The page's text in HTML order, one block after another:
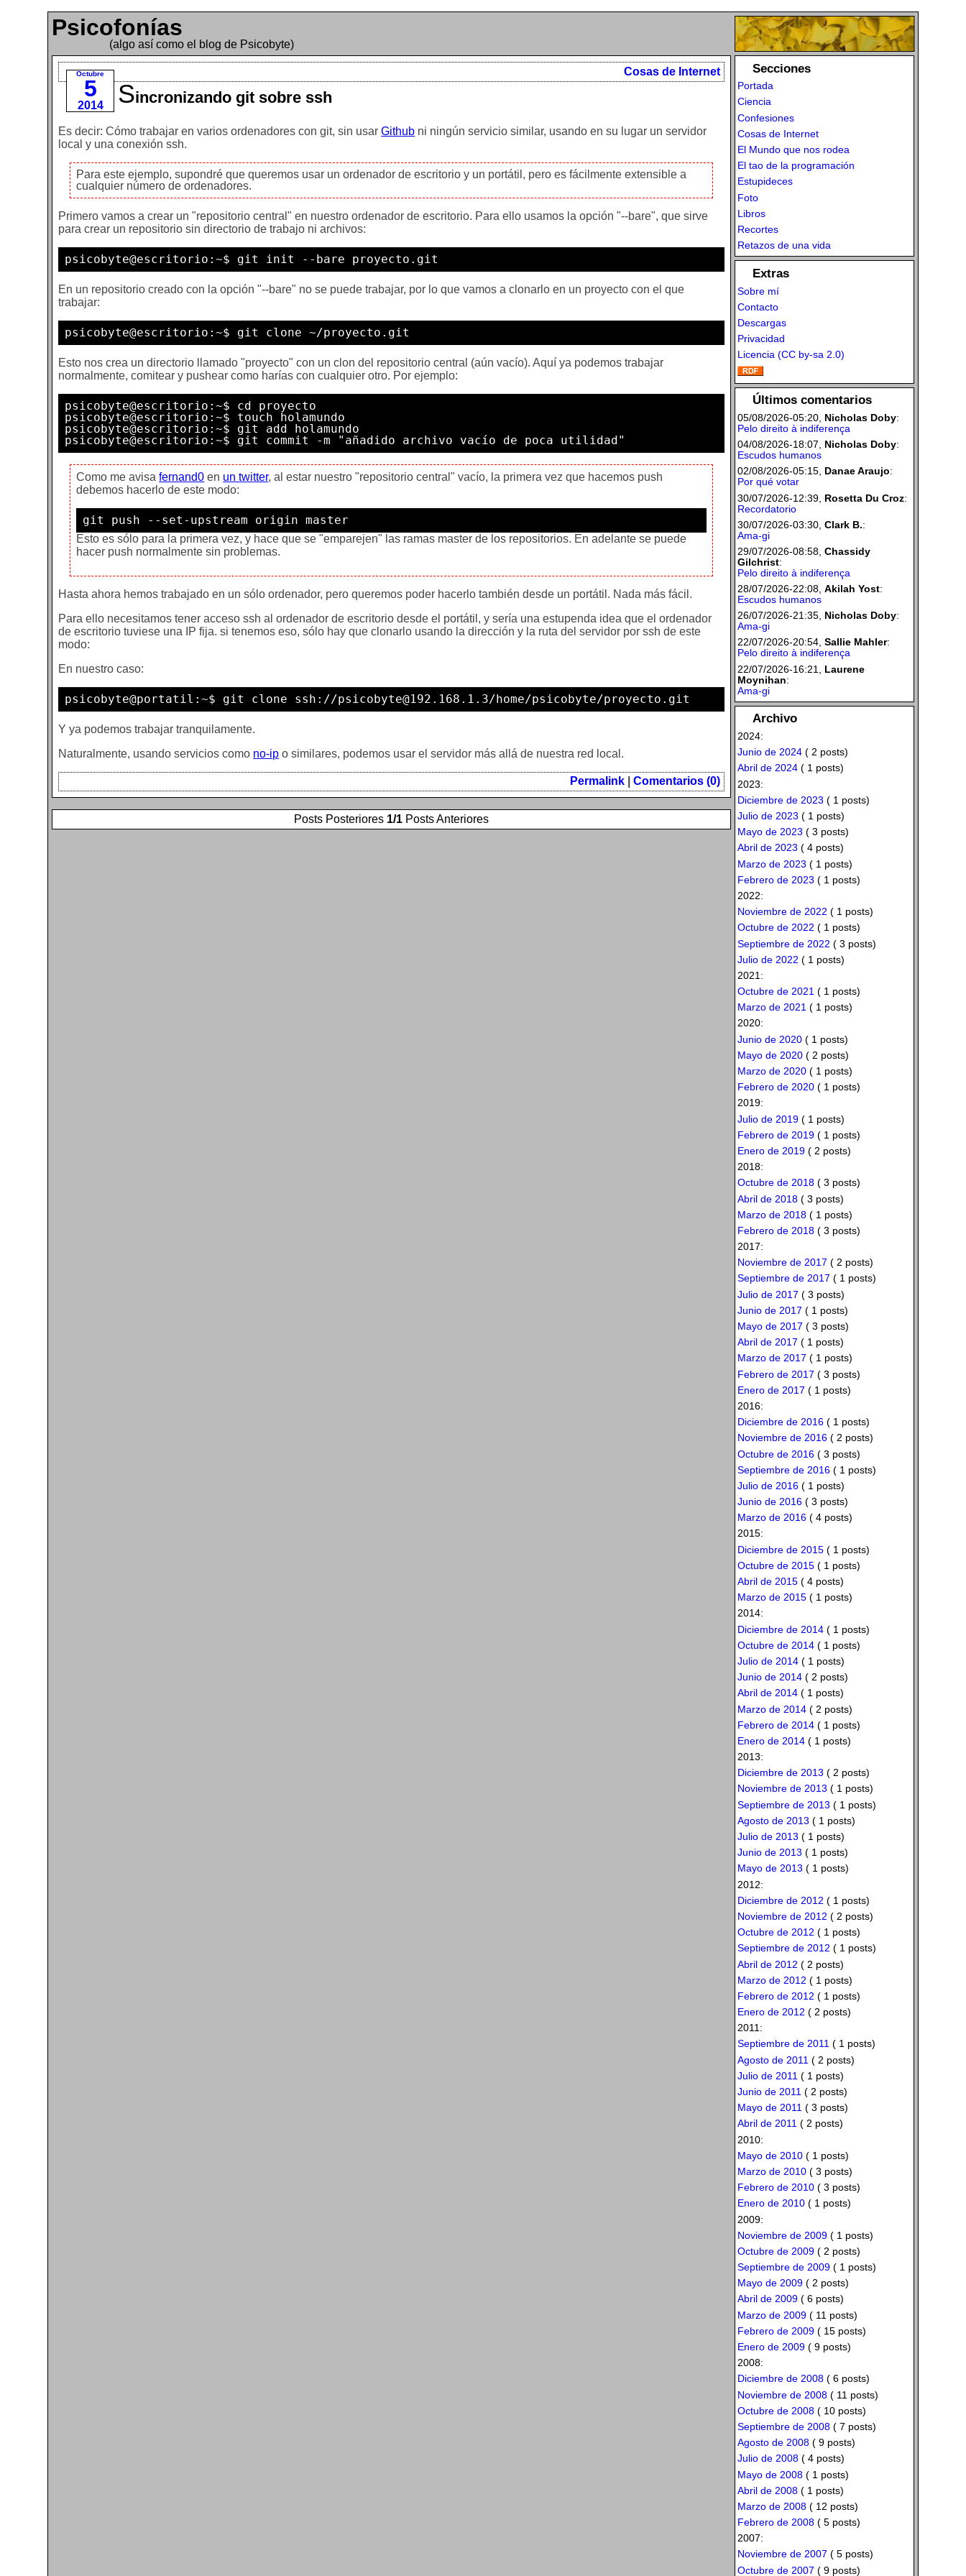
Psicofonías
(algo así como el blog de Psicobyte)
Octubre
5
2014
Cosas de Internet
Sincronizando git sobre ssh
Es decir: Cómo trabajar en varios ordenadores con git, sin usarGithub ni ningún servicio similar, usando en su lugar un servidor
local y una conexión ssh.
Para este ejemplo, supondré que queremos usar un ordenador de escritorio y un portátil, pero es fácilmente extensible a
cualquier número de ordenadores.
Primero vamos a crear un "repositorio central" en nuestro ordenador de escritorio. Para ello usamos la opción "--bare", que sirve
para crear un repositorio sin directorio de trabajo ni archivos:
psicobyte@escritorio:~$ git init --bare proyecto.git
En un repositorio creado con la opción "--bare" no se puede trabajar, por lo que vamos a clonarlo en un proyecto con el que
trabajar:
psicobyte@escritorio:~$ git clone ~/proyecto.git
Esto nos crea un directorio llamado "proyecto" con un clon del repositorio central (aún vacío). Aquí ya podemos trabajar
normalmente, comitear y pushear como harías con cualquier otro. Por ejemplo:
psicobyte@escritorio:~$ cd proyecto
psicobyte@escritorio:~$ touch holamundo
psicobyte@escritorio:~$ git add holamundo
Como me avisafernand0 en un twitter, al estar nuestro "repositorio central" vacío, la primera vez que hacemos push
debemos hacerlo de este modo:
git push --set-upstream origin master
Esto es sólo para la primera vez, y hace que se "emparejen" las ramas master de los repositorios. En adelante se puede
hacer push normalmente sin problemas.
Hasta ahora hemos trabajado en un sólo ordenador, pero queremos poder hacerlo también desde un portátil. Nada más fácil.
Para ello necesitamos tener acceso ssh al ordenador de escritorio desde el portátil, y sería una estupenda idea que el ordenador
de escritorio tuviese una IP fija. si tenemos eso, sólo hay que clonarlo usando la dirección y la ruta del servidor por ssh de este
modo:
En nuestro caso:
psicobyte@portatil:~$ git clone ssh://psicobyte@192.168.1.3/home/psicobyte/proyecto.git
Y ya podemos trabajar tranquilamente.
Naturalmente, usando servicios como no-ip o similares, podemos usar el servidor más allá de nuestra red local.
Permalink Comentarios (0)
Posts Posteriores 1/1 Posts Anteriores
Secciones
Portada
Ciencia
Confesiones
Cosas de Internet
El Mundo que nos rodea
El tao de la programación
Estupideces
Foto
Libros
Recortes
Retazos de una vida
Extras
Sobre mí
Contacto
Descargas
Privacidad
Licencia (CC by-sa 2.0)
Últimos comentarios
05/08/2026-05:20, Nicholas Doby:
Pelo direito à indiferença
04/08/2026-18:07, Nicholas Doby:
Escudos humanos
02/08/2026-05:15, Danae Araujo:
Por qué votar
30/07/2026-12:39, Rosetta Du Croz:
Recordatorio
30/07/2026-03:30, Clark B.:
Ama-gi
29/07/2026-08:58, Chassidy
Gilchrist:
Pelo direito à indiferença
28/07/2026-22:08, Akilah Yost:
Escudos humanos
26/07/2026-21:35, Nicholas Doby:
Ama-gi
22/07/2026-20:54, Sallie Mahler:
Pelo direito à indiferença
22/07/2026-16:21, Laurene
Moynihan:
Ama-gi
Archivo
2024:
Junio de 2024( 2 posts)
Abril de 2024( 1 posts)
2023:
Diciembre de 2023 ( 1 posts)
Julio de 2023 ( 1 posts)
Mayo de 2023 ( 3 posts)
Abril de 2023 ( 4 posts)
Marzo de 2023 ( 1 posts)
Febrero de 2023 ( 1 posts)
2022:
Noviembre de 2022 ( 1 posts)
Octubre de 2022 ( 1 posts)
Septiembre de 2022 ( 3 posts)
Julio de 2022 ( 1 posts)
2021:
Octubre de 2021 ( 1 posts)
Marzo de 2021( 1 posts)
2020:
Junio de 2020( 1 posts)
Mayo de 2020( 2 posts)
Marzo de 2020( 1 posts)
Febrero de 2020( 1 posts)
2019:
Julio de 2019( 1 posts)
Febrero de 2019( 1 posts)
Enero de 2019( 2 posts)
2018:
Octubre de 2018( 3 posts)
Abril de 2018( 3 posts)
Marzo de 2018( 1 posts)
Febrero de 2018( 3 posts)
2017:
Noviembre de 2017 ( 2 posts)
Septiembre de 2017 ( 1 posts)
Julio de 2017 ( 3 posts)
Junio de 2017 ( 1 posts)
Mayo de 2017 ( 3 posts)
Abril de 2017 ( 1 posts)
Marzo de 2017 ( 1 posts)
Febrero de 2017 ( 3 posts)
Enero de 2017 ( 1 posts)
2016:
Diciembre de 2016( 1 posts)
Noviembre de 2016( 2 posts)
Octubre de 2016( 3 posts)
Septiembre de 2016( 1 posts)
Julio de 2016( 1 posts)
Junio de 2016( 3 posts)
Marzo de 2016( 4 posts)
2015:
Diciembre de 2015( 1 posts)
Octubre de 2015( 1 posts)
Abril de 2015( 4 posts)
Marzo de 2015( 1 posts)
2014:
Diciembre de 2014( 1 posts)
Octubre de 2014( 1 posts)
Julio de 2014( 1 posts)
Junio de 2014( 2 posts)
Abril de 2014( 1 posts)
Marzo de 2014( 2 posts)
Febrero de 2014( 1 posts)
Enero de 2014( 1 posts)
2013:
Diciembre de 2013 ( 2 posts)
Noviembre de 2013 ( 1 posts)
Septiembre de 2013 ( 1 posts)
Agosto de 2013 ( 1 posts)
Julio de 2013 ( 1 posts)
Junio de 2013 ( 1 posts)
Mayo de 2013 ( 1 posts)
2012:
Diciembre de 2012 ( 1 posts)
Noviembre de 2012 ( 2 posts)
Octubre de 2012 ( 1 posts)
Septiembre de 2012 ( 1 posts)
Abril de 2012 ( 2 posts)
Marzo de 2012 ( 1 posts)
Febrero de 2012 ( 1 posts)
Enero de 2012 ( 2 posts)
2011:
Septiembre de 2011( 1 posts)
Agosto de 2011 ( 2 posts)
Julio de 2011 ( 1 posts)
Junio de 2011 ( 2 posts)
Mayo de 2011 ( 3 posts)
Abril de 2011( 2 posts)
2010:
Mayo de 2010( 1 posts)
Marzo de 2010( 3 posts)
Febrero de 2010( 3 posts)
Enero de 2010( 1 posts)
2009:
Noviembre de 2009( 1 posts)
Octubre de 2009( 2 posts)
Septiembre de 2009( 1 posts)
Mayo de 2009( 2 posts)
Abril de 2009( 6 posts)
Marzo de 2009( 11 posts)
Febrero de 2009( 15 posts)
Enero de 2009( 9 posts)
2008:
Diciembre de 2008( 6 posts)
Noviembre de 2008( 11 posts)
Octubre de 2008( 10 posts)
Septiembre de 2008( 7 posts)
Agosto de 2008( 9 posts)
Julio de 2008( 4 posts)
Mayo de 2008( 1 posts)
Abril de 2008( 1 posts)
Marzo de 2008( 12 posts)
Febrero de 2008( 5 posts)
2007:
Noviembre de 2007 ( 5 posts)
Octubre de 2007 ( 9 posts)